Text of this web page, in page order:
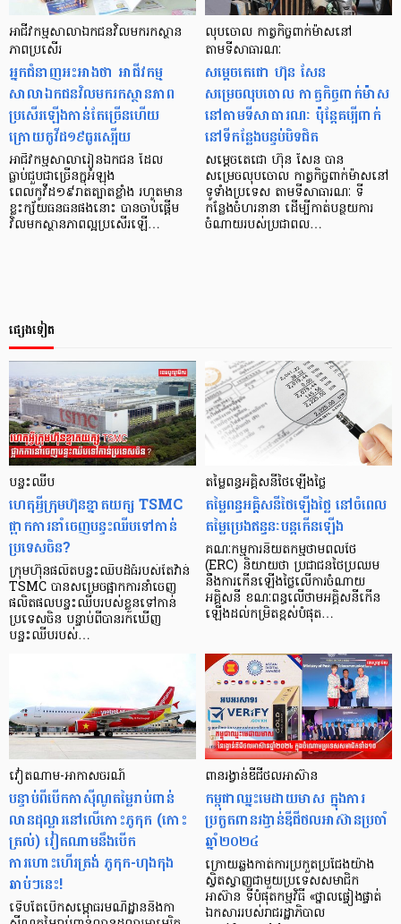
អាជីវកម្មសាលាឯកជនវិលមករកស្ថាន
ភាពប្រសើរ
អ្នកជំនាញអះអាងថា អាជីវកម្ម
សាលាឯកជនវិលមករកស្ថានភាព
ប្រសើរឡើងកាន់តែច្រើនហើយ
ក្រោយកូវីដ១៩ធូរស្បើយ
អាជីវកម្មសាលារៀនឯកជន ដែល
ធ្លាប់ជួបជាច្រើនក្នុអំឡុង
ពេលកូវីដ១៩រាតត្បាតខ្លាំង រហូតមាន
ខ្លះក្ស័យធនធនផងនោះ បានចាប់ផ្ដើម
វិលមកស្ថានភាពល្អប្រសើរឡើ…
លុបចោល កាត្វកិច្ចពាក់ម៉ាសនៅ
តាមទីសាធារណៈ
សម្តេចតេជោ ហ៊ុន សែន
សម្រេចលុបចោល កាត្វកិច្ចពាក់ម៉ាស
នៅតាមទីសាធារណៈ ប៉ុន្ដែគប្បីពាក់
នៅទីកន្លែងបន្ទប់បិទជិត
សម្តេចតេជោ ហ៊ុន សែន បាន
សម្រេចលុបចោល កាត្វកិច្ចពាក់ម៉ាសនៅ
ទូទាំងប្រទេស តាមទីសាធារណៈ ទី
កន្លែងចំហរនានា ដើម្បីកាត់បន្ថយការ
ចំណាយរបស់ប្រជាពល…
ផ្សេងទៀត
បន្ទះឈីប
ហេតុអ្វីក្រុមហ៊ុនខ្នាតយក្ស TSMC
ផ្អាកការនាំចេញបន្ទះឈីបទៅកាន់
ប្រទេសចិន?
ក្រុមហ៊ុនផលិតបន្ទះឈីបដ៏ធំរបស់តៃវ៉ាន់
TSMC បានសម្រេចផ្អាកការនាំចេញ
ផលិតផលបន្ទះឈីបរបស់ខ្លួនទៅកាន់
ប្រទេសចិន បន្ទាប់ពីបានរកឃើញ
បន្ទះឈីបរបស់…
តម្លៃពន្ធអគ្គិសនីថៃឡើងថ្លៃ
តម្លៃពន្ធអគ្គិសនីថៃឡើងថ្លៃ នៅចំពេល
តម្លៃប្រេងឥន្ធនៈបន្តកើនឡើង
គណៈកម្មការនិយតកម្មថាមពលថៃ
(ERC) និយាយថា ប្រជាជនថៃប្រឈម
នឹងការកើនឡើងថ្លៃលើការចំណាយ
អគ្គិសនី ខណៈពន្ធលើថាមអគ្គិសនីកើន
ឡើងដល់កម្រិតខ្ពស់បំផុត…
វៀតណាម-អាកាសចរណ៍
បន្ទាប់ពីបើក​​កាស៊ីណូ​តម្លៃ​រាប់ពាន់​
លាន​ដុល្លារ​នៅ​លើ​កោះភូកុក (កោះ
ត្រល់) វៀតណាម​នឹង​បើក​
ការហោះហើរ​ត្រង់​ ភូកុក-ហុងកុង
ឆាប់ៗនេះ!
ទើបតែបើក​សម្ពោធ​រមណីដ្ឋាន​និងកា
ពានរង្វាន់ឌីជីថលអាស៊ាន
កម្ពុជាឈ្នះមេដាយមាស ក្នុងការ
ប្រកួតពានរង្វាន់ឌីជីថលអាស៊ានប្រចាំ
ឆ្នាំ២០២៤
ក្រោយឆ្លងកាត់ការប្រកួតប្រជែងយ៉ាង
ស្វិតស្វាញជាមួយប្រទេសសមាជិក
អាស៊ាន ទីបំផុតកម្មវិធី «ថ្នាលផ្ទៀងផ្ទាត់
ឯកសាររបស់រាជរដ្ឋាភិបាល